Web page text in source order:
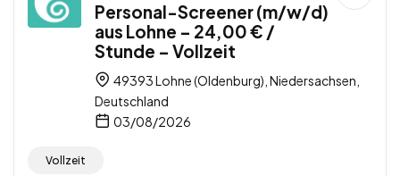
Personal-Screener (m/w/d)
aus Lohne – 24,00 € /
Stunde – Vollzeit
49393 Lohne (Oldenburg), Niedersachsen,
Deutschland
03/08/2026
Vollzeit